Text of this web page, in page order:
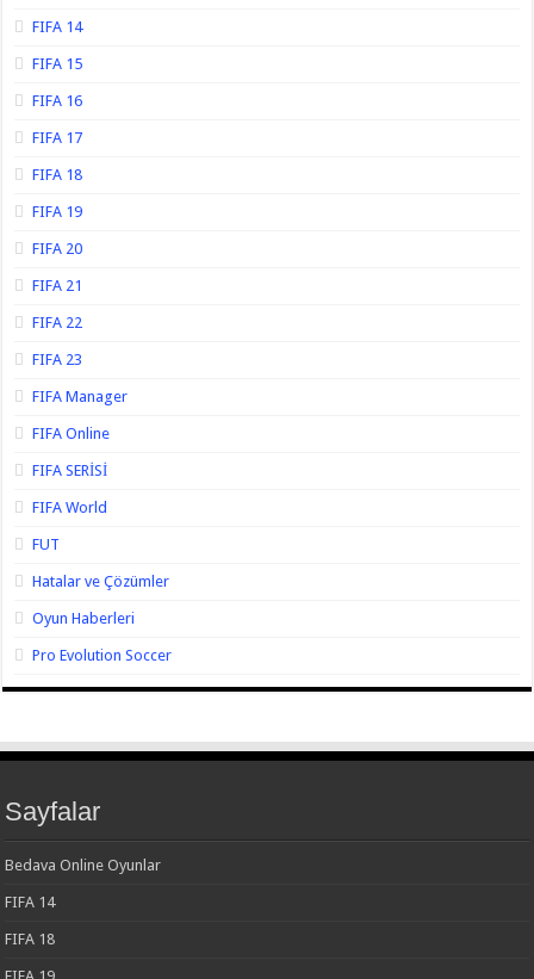
FIFA 14
FIFA 15
FIFA 16
FIFA 17
FIFA 18
FIFA 19
FIFA 20
FIFA 21
FIFA 22
FIFA 23
FIFA Manager
FIFA Online
FIFA SERİSİ
FIFA World
FUT
Hatalar ve Çözümler
Oyun Haberleri
Pro Evolution Soccer
Sayfalar
Bedava Online Oyunlar
FIFA 14
FIFA 18